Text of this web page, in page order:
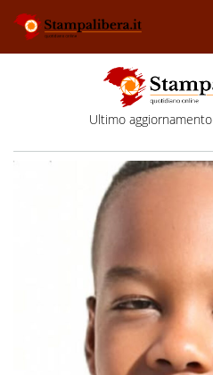
Ultimo aggiornamento